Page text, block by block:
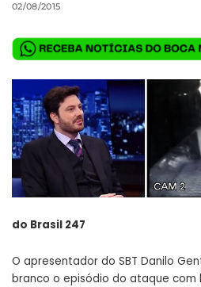
02/08/2015
do Brasil 247
O apresentador do SBT Danilo
branco o episódio do ataque com